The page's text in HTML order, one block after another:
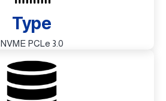
Type
NVME PCLe 3.0